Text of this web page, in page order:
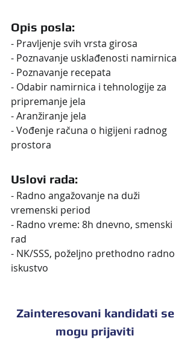
Opis posla:
- Pravljenje svih vrsta girosa
- Poznavanje usklađenosti namirnica
- Poznavanje recepata
- Odabir namirnica i tehnologije za
pripremanje jela
- Aranžiranje jela
- Vođenje računa o higijeni radnog
prostora
Uslovi rada:
- Radno angažovanje na duži
vremenski period
- Radno vreme: 8h dnevno, smenski
rad
- NK/SSS, poželjno prethodno radno
iskustvo
Zainteresovani kandidati se
mogu prijaviti